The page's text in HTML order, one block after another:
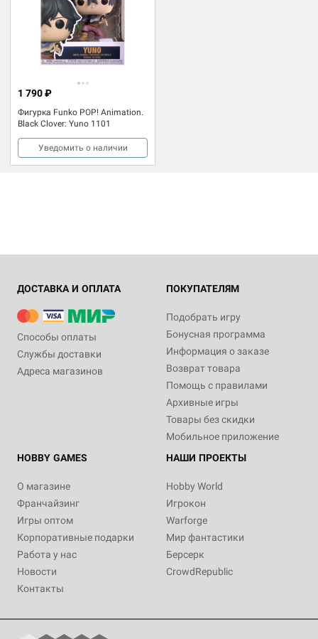
Фигурка Funko POP! Animation.
Black Clover: Yuno 1101
1 790 ₽
Уведомить о наличии
ДОСТАВКА И ОПЛАТА
Способы оплаты
Службы доставки
Адреса магазинов
ПОКУПАТЕЛЯМ
Подобрать игру
Бонусная программа
Информация о заказе
Возврат товара
Помощь с правилами
Архивные игры
Товары без скидки
Мобильное приложение
HOBBY GAMES
О магазине
Франчайзинг
Игры оптом
Корпоративные подарки
Работа у нас
Новости
Контакты
НАШИ ПРОЕКТЫ
Hobby World
Игрокон
Warforge
Мир фантастики
Берсерк
CrowdRepublic